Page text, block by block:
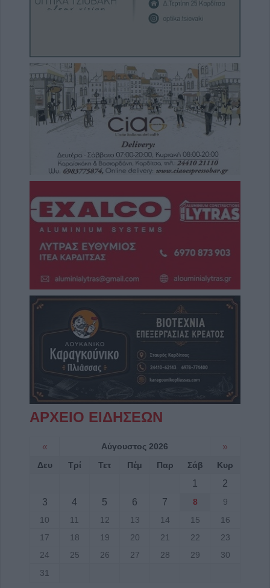
ΑΡΧΕΙΟ ΕΙΔΗΣΕΩΝ
« Αύγουστος 2026 »
Δευ Τρί Τετ Πέμ Παρ Σάβ Κυρ
1
2
3
4 5 6 7 8
9
10
11 12 13 14 15
16
17
18 19 20 21 22
23
24
25 26 27 28 29
30
31